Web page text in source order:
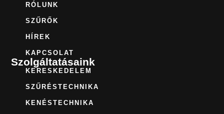
RÓLUNK
SZŰRŐK
HÍREK
KAPCSOLAT
Szolgáltatásaink
KERESKEDELEM
SZŰRÉSTECHNIKA
KENÉSTECHNIKA